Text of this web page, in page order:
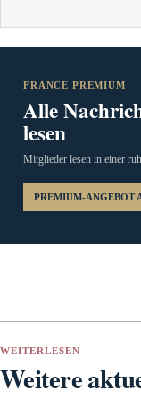
FRANCE PREMIUM
Alle
lesen
Mitglieder lesen in einer
PREMIUM-ANGEBOT
WEITERLESEN
Weitere